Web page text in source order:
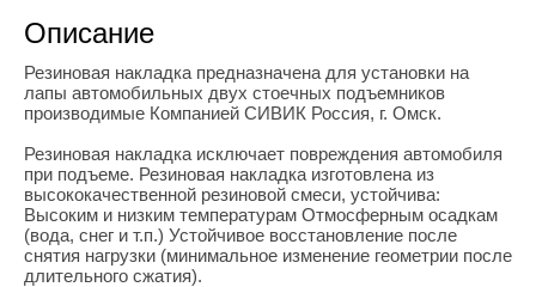
Описание
Резиновая накладка предназначена для установки на
лапы автомобильных двух стоечных подъемников
производимые Компанией СИВИК Россия, г. Омск.
Резиновая накладка исключает повреждения автомобиля
при подъеме. Резиновая накладка изготовлена из
высококачественной резиновой смеси, устойчива:
Высоким и низким температурам Отмосферным осадкам
(вода, снег и т.п.) Устойчивое восстановление после
снятия нагрузки (минимальное изменение геометрии после
длительного сжатия).